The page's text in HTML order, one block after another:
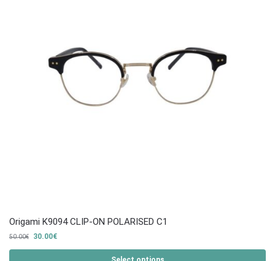
Origami K9094 CLIP-ON POLARISED C1
50.00€ 30.00€